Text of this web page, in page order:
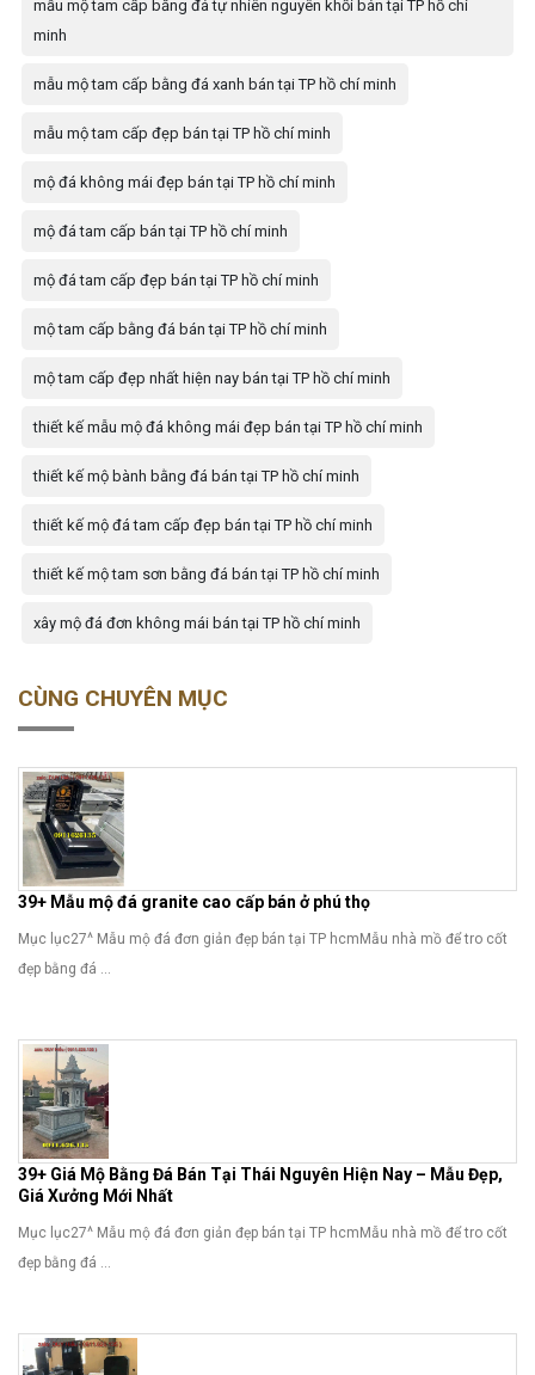
mẫu mộ tam cấp bằng đá tự nhiên nguyên khối bán tại TP hồ chí
minh
mẫu mộ tam cấp bằng đá xanh bán tại TP hồ chí minh
mẫu mộ tam cấp đẹp bán tại TP hồ chí minh
mộ đá không mái đẹp bán tại TP hồ chí minh
mộ đá tam cấp bán tại TP hồ chí minh
mộ đá tam cấp đẹp bán tại TP hồ chí minh
mộ tam cấp bằng đá bán tại TP hồ chí minh
mộ tam cấp đẹp nhất hiện nay bán tại TP hồ chí minh
thiết kế mẫu mộ đá không mái đẹp bán tại TP hồ chí minh
thiết kế mộ bành bằng đá bán tại TP hồ chí minh
thiết kế mộ đá tam cấp đẹp bán tại TP hồ chí minh
thiết kế mộ tam sơn bằng đá bán tại TP hồ chí minh
xây mộ đá đơn không mái bán tại TP hồ chí minh
CÙNG CHUYÊN MỤC
39+ Mẫu mộ đá granite cao cấp bán ở phú thọ
Mục lục27^ Mẫu mộ đá đơn giản đẹp bán tại TP hcmMẫu nhà mồ để tro cốt
đẹp bằng đá ...
39+ Giá Mộ Bằng Đá Bán Tại Thái Nguyên Hiện Nay – Mẫu Đẹp,
Giá Xưởng Mới Nhất
Mục lục27^ Mẫu mộ đá đơn giản đẹp bán tại TP hcmMẫu nhà mồ để tro cốt
đẹp bằng đá ...